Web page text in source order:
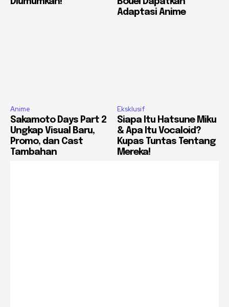
Adaptasi Anime
Anime
Sakamoto Days Part 2
Ungkap Visual Baru,
Promo, dan Cast
Tambahan
Eksklusif
Siapa Itu Hatsune Miku
& Apa Itu Vocaloid?
Kupas Tuntas Tentang
Mereka!